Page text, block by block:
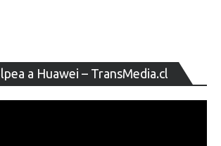
a Huawei – TransMedia.cl
de